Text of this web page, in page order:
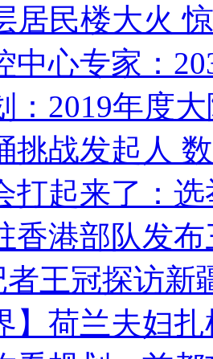
居民楼大火
中心专家：
：2019年度
挑战发起人
打起来了：
香港部队发
者王冠探访新
】荷兰夫妇